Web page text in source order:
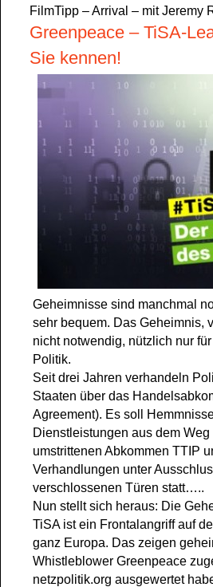
FilmTipp – Arrival – mit Jeremy
Greenpeace – TiSA-
Sie kennen!
Geheimnisse sind manchmal
sehr bequem. Das Geheimnis,
nicht notwendig, nützlich nur
Politik.
Seit drei Jahren verhandeln
Staaten über das
Agreement). Es soll
Dienstleistungen aus dem
umstrittenen Abkommen TTIP
Verhandlungen unter
verschlossenen Türen statt…..
Nun stellt sich heraus: Die
TiSA ist ein Frontalangriff auf
ganz Europa. Das zeigen
Whistleblower Greenpeace
netzpolitik.org ausgewertet